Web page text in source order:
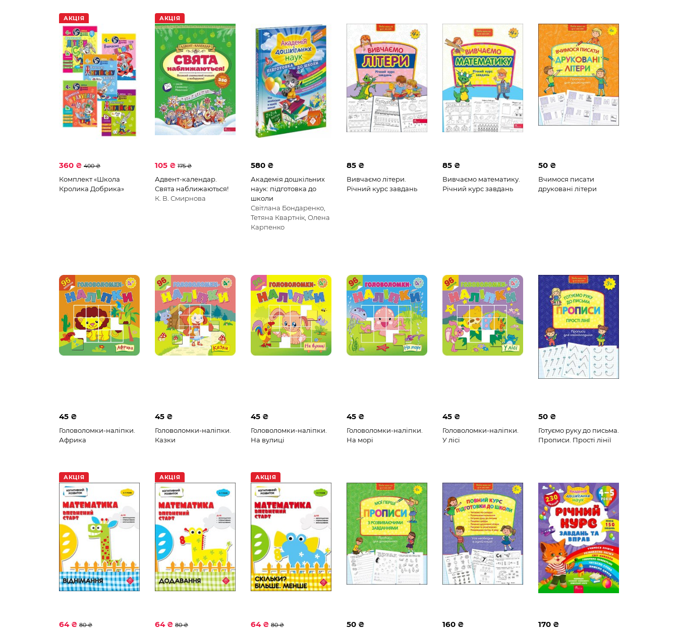
АКЦІЯ
360 ₴ 400 ₴
Комплект «Школа
Кролика Добрика»
АКЦІЯ
105 ₴ 175 ₴
Адвент-календар.
Свята наближаються!
К. В. Смирнова
580 ₴
Академія дошкільних
наук: підготовка до
школи
Світлана Бондаренко,
Тетяна Квартнік, Олена
Карпенко
85 ₴
Вивчаємо літери.
Річний курс завдань
85 ₴
Вивчаємо математику.
Річний курс завдань
50 ₴
Вчимося писати
друковані літери
45 ₴
Головоломки-наліпки.
Африка
45 ₴
Головоломки-наліпки.
Казки
45 ₴
Головоломки-наліпки.
На вулиці
45 ₴
Головоломки-наліпки.
На морі
45 ₴
Головоломки-наліпки.
У лісі
50 ₴
Готуємо руку до письма.
Прописи. Прості лінії
АКЦІЯ
64 ₴ 80 ₴
АКЦІЯ
64 ₴ 80 ₴
АКЦІЯ
64 ₴ 80 ₴ 50 ₴ 160 ₴ 170 ₴